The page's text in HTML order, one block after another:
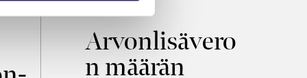
Arvonlisävero
n määrän